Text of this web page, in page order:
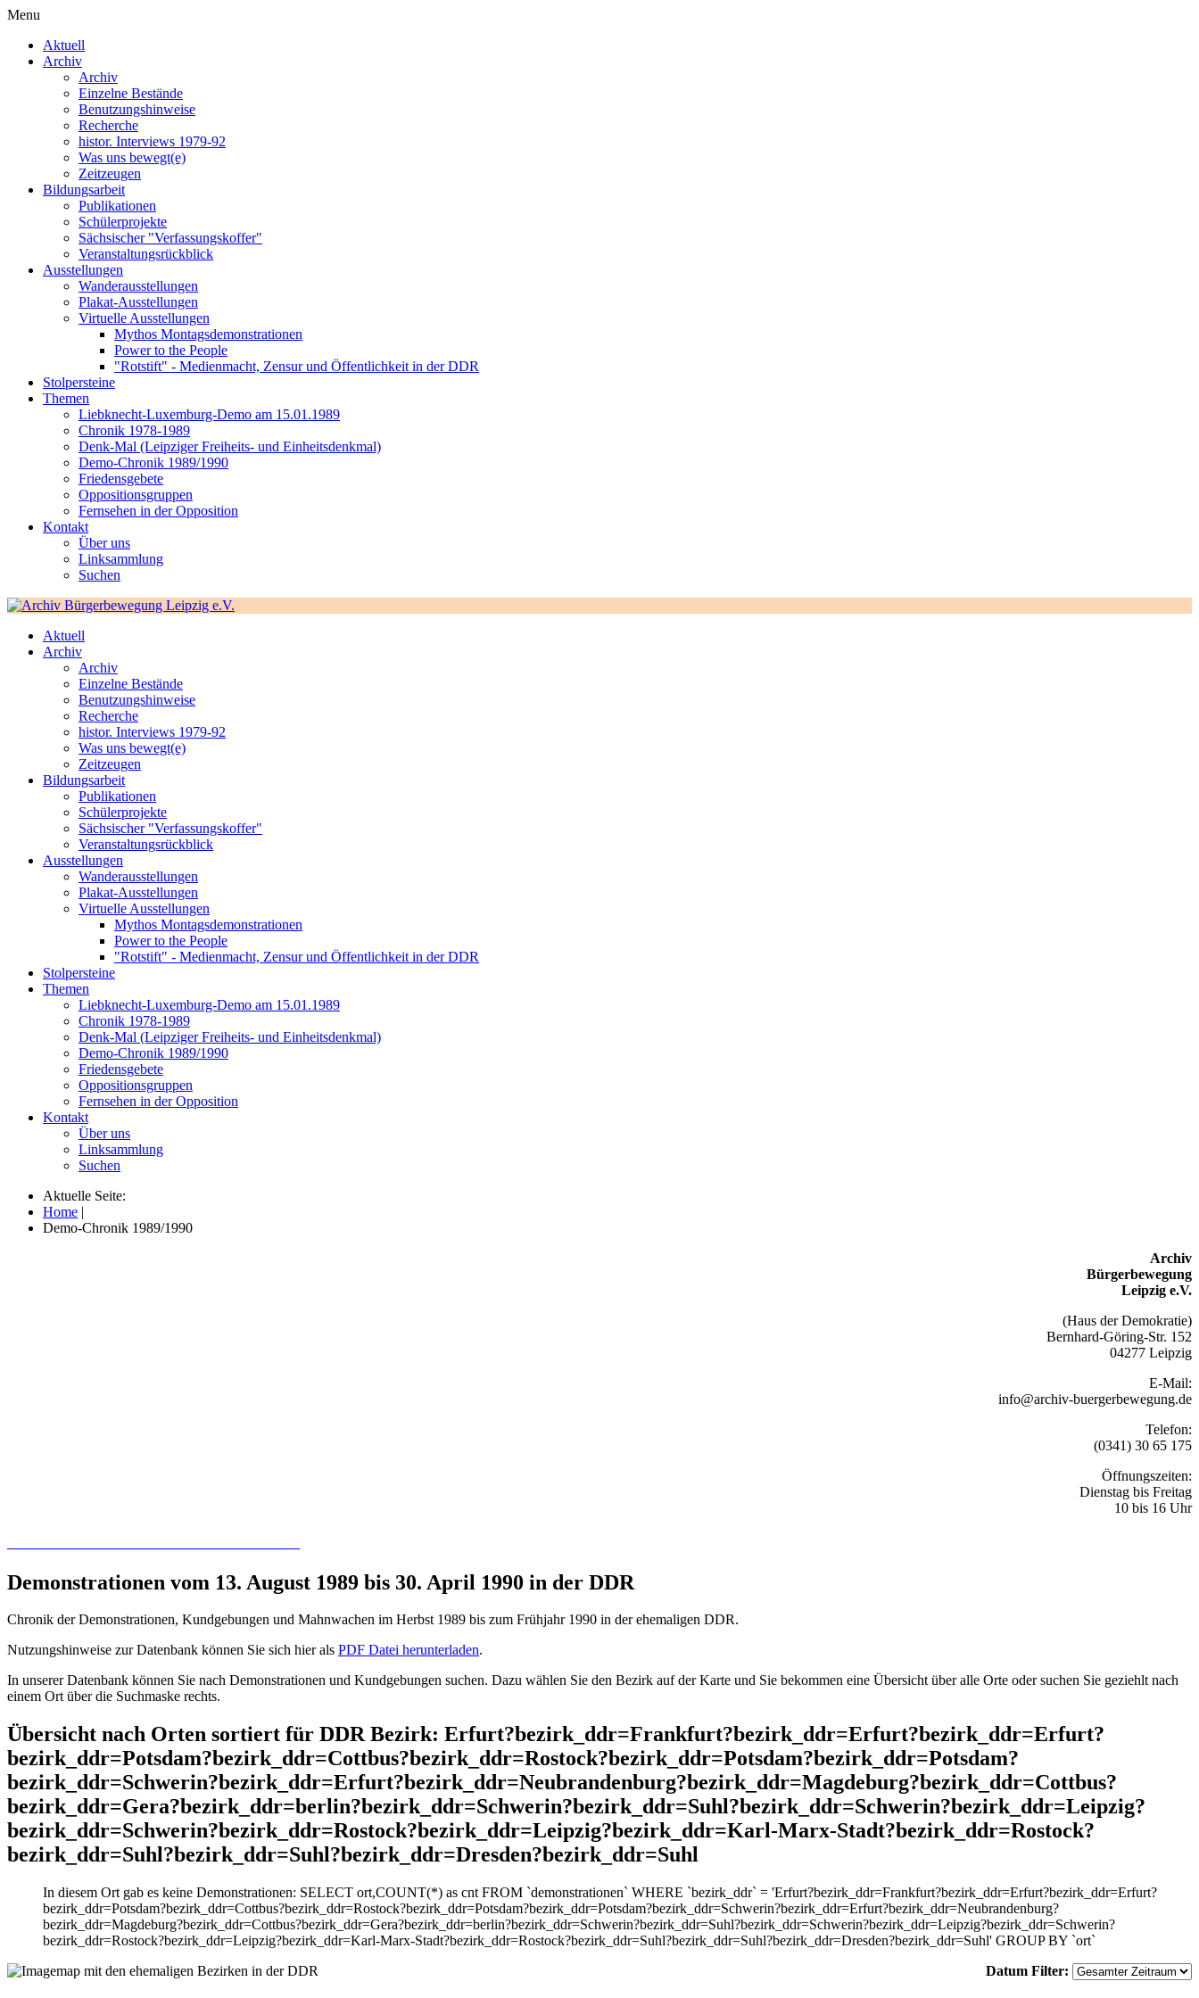
Menu
Aktuell
Archiv
Archiv
Einzelne Bestände
Benutzungshinweise
Recherche
histor. Interviews 1979-92
Was uns bewegt(e)
Zeitzeugen
Bildungsarbeit
Publikationen
Schülerprojekte
Sächsischer "Verfassungskoffer"
Veranstaltungsrückblick
Ausstellungen
Wanderausstellungen
Plakat-Ausstellungen
Virtuelle Ausstellungen
Mythos Montagsdemonstrationen
Power to the People
"Rotstift" - Medienmacht, Zensur und Öffentlichkeit in der DDR
Stolpersteine
Themen
Liebknecht-Luxemburg-Demo am 15.01.1989
Chronik 1978-1989
Denk-Mal (Leipziger Freiheits- und Einheitsdenkmal)
Demo-Chronik 1989/1990
Friedensgebete
Oppositionsgruppen
Fernsehen in der Opposition
Kontakt
Über uns
Linksammlung
Suchen
Aktuell
Archiv
Archiv
Einzelne Bestände
Benutzungshinweise
Recherche
histor. Interviews 1979-92
Was uns bewegt(e)
Zeitzeugen
Bildungsarbeit
Publikationen
Schülerprojekte
Sächsischer "Verfassungskoffer"
Veranstaltungsrückblick
Ausstellungen
Wanderausstellungen
Plakat-Ausstellungen
Virtuelle Ausstellungen
Mythos Montagsdemonstrationen
Power to the People
"Rotstift" - Medienmacht, Zensur und Öffentlichkeit in der DDR
Stolpersteine
Themen
Liebknecht-Luxemburg-Demo am 15.01.1989
Chronik 1978-1989
Denk-Mal (Leipziger Freiheits- und Einheitsdenkmal)
Demo-Chronik 1989/1990
Friedensgebete
Oppositionsgruppen
Fernsehen in der Opposition
Kontakt
Über uns
Linksammlung
Suchen
Aktuelle Seite:
Home |
Demo-Chronik 1989/1990
Archiv
Bürgerbewegung
Leipzig e.V.
(Haus der Demokratie)
Bernhard-Göring-Str. 152
04277 Leipzig
E-Mail:
info@archiv-buergerbewegung.de
Telefon:
(0341) 30 65 175
Öffnungszeiten:
Dienstag bis Freitag
10 bis 16 Uhr
Demonstrationen vom 13. August 1989 bis 30. April 1990 in der DDR
Chronik der Demonstrationen, Kundgebungen und Mahnwachen im Herbst 1989 bis zum Frühjahr 1990 in der ehemaligen DDR.
Nutzungshinweise zur Datenbank können Sie sich hier als PDF Datei herunterladen.
In unserer Datenbank können Sie nach Demonstrationen und Kundgebungen suchen. Dazu wählen Sie den Bezirk auf der Karte und Sie bekommen eine Übersicht über alle Orte oder suchen Sie geziehlt nach
einem Ort über die Suchmaske rechts.
Übersicht nach Orten sortiert für DDR Bezirk: Erfurt?bezirk_ddr=Frankfurt?bezirk_ddr=Erfurt?bezirk_ddr=Erfurt?
bezirk_ddr=Potsdam?bezirk_ddr=Cottbus?bezirk_ddr=Rostock?bezirk_ddr=Potsdam?bezirk_ddr=Potsdam?
bezirk_ddr=Schwerin?bezirk_ddr=Erfurt?bezirk_ddr=Neubrandenburg?bezirk_ddr=Magdeburg?bezirk_ddr=Cottbus?
bezirk_ddr=Gera?bezirk_ddr=berlin?bezirk_ddr=Schwerin?bezirk_ddr=Suhl?bezirk_ddr=Schwerin?bezirk_ddr=Leipzig?
bezirk_ddr=Schwerin?bezirk_ddr=Rostock?bezirk_ddr=Leipzig?bezirk_ddr=Karl-Marx-Stadt?bezirk_ddr=Rostock?
bezirk_ddr=Suhl?bezirk_ddr=Suhl?bezirk_ddr=Dresden?bezirk_ddr=Suhl
In diesem Ort gab es keine Demonstrationen: SELECT ort,COUNT(*) as cnt FROM `demonstrationen` WHERE `bezirk_ddr` = 'Erfurt?bezirk_ddr=Frankfurt?bezirk_ddr=Erfurt?bezirk_ddr=Erfurt?
bezirk_ddr=Potsdam?bezirk_ddr=Cottbus?bezirk_ddr=Rostock?bezirk_ddr=Potsdam?bezirk_ddr=Potsdam?bezirk_ddr=Schwerin?bezirk_ddr=Erfurt?bezirk_ddr=Neubrandenburg?
bezirk_ddr=Magdeburg?bezirk_ddr=Cottbus?bezirk_ddr=Gera?bezirk_ddr=berlin?bezirk_ddr=Schwerin?bezirk_ddr=Suhl?bezirk_ddr=Schwerin?bezirk_ddr=Leipzig?bezirk_ddr=Schwerin?
bezirk_ddr=Rostock?bezirk_ddr=Leipzig?bezirk_ddr=Karl-Marx-Stadt?bezirk_ddr=Rostock?bezirk_ddr=Suhl?bezirk_ddr=Suhl?bezirk_ddr=Dresden?bezirk_ddr=Suhl' GROUP BY `ort`
Datum Filter: